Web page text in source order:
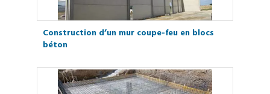
Construction d’un mur coupe-feu en blocs
béton